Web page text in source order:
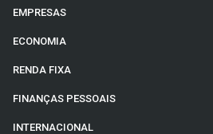
EMPRESAS
ECONOMIA
RENDA FIXA
FINANÇAS PESSOAIS
INTERNACIONAL